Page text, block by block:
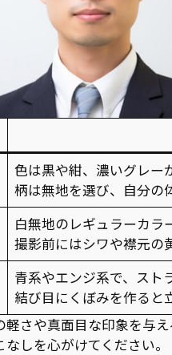
色は黒や紺、濃いグレー
柄は無地を選び、自分の
白無地のレギュラーカラ
撮影前にはシワや襟元の
青系やエンジ系で、スト
結び目にくぼみを作ると
軽さや真面目な印象を与
しを心がけてください。